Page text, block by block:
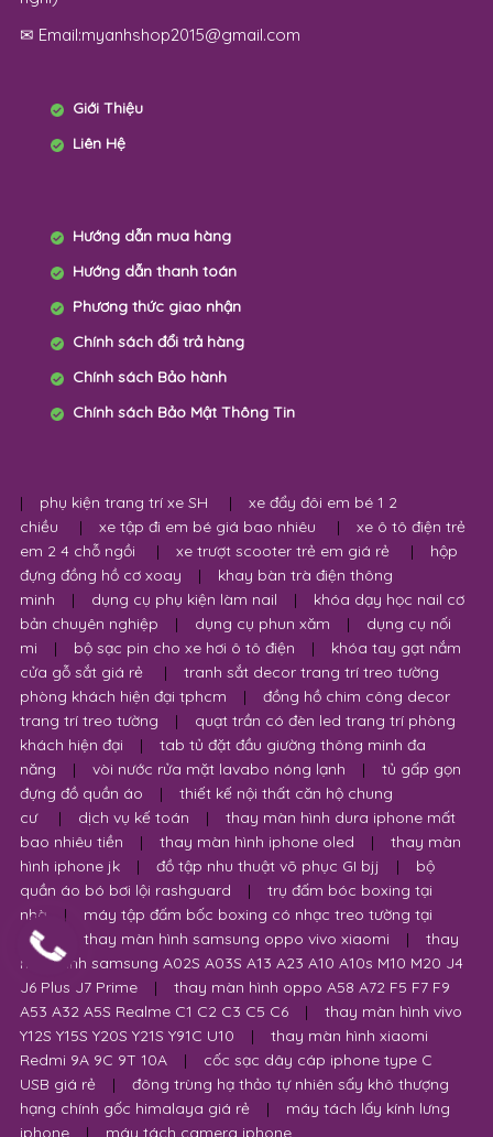
✉ Email:myanhshop2015@gmail.com
Giới Thiệu
Liên Hệ
Hướng dẫn mua hàng
Hướng dẫn thanh toán
Phương thức giao nhận
Chính sách đổi trả hàng
Chính sách Bảo hành
Chính sách Bảo Mật Thông Tin
| phụ kiện trang trí xe SH |
xe đẩy đôi em bé 1 2
chiều
| xe tập đi em bé giá bao nhiêu |
xe ô tô điện trẻ
em 2 4 chỗ ngồi
| xe trượt scooter trẻ em giá rẻ |
hộp
đựng đồng hồ cơ xoay
|
khay bàn trà điện thông
minh
| dụng cụ phụ kiện làm nail |
khóa dạy học nail cơ
bản chuyên nghiệp
| dụng cụ phun xăm |
dụng cụ nối
mi
| bộ sạc pin cho xe hơi ô tô điện |
khóa tay gạt nắm
cửa gỗ sắt giá rẻ
|
tranh sắt decor trang trí treo tường
phòng khách hiện đại tphcm
|
đồng hồ chim công decor
trang trí treo tường
|
quạt trần có đèn led trang trí phòng
khách hiện đại
|
tab tủ đặt đầu giường thông minh đa
năng
| vòi nước rửa mặt lavabo nóng lạnh |
tủ gấp gọn
đựng đồ quần áo
|
thiết kế nội thất căn hộ chung
cư
| dịch vụ kế toán |
thay màn hình dura iphone mất
bao nhiêu tiền
| thay màn hình iphone oled |
thay màn
hình iphone jk
| đồ tập nhu thuật võ phục GI bjj |
bộ
quần áo bó bơi lội rashguard
|
trụ đấm bóc boxing tại
nhà
|
máy tập đấm bốc boxing có nhạc treo tường tại
nhà
thay màn hình samsung oppo vivo xiaomi |
thay
màn hình samsung A02S A03S A13 A23 A10 A10s M10 M20 J4
J6 Plus J7 Prime
|
thay màn hình oppo A58 A72 F5 F7 F9
A53 A32 A5S Realme C1 C2 C3 C5 C6
|
thay màn hình vivo
Y12S Y15S Y20S Y21S Y91C U10
|
thay màn hình xiaomi
Redmi 9A 9C 9T 10A
|
cốc sạc dây cáp iphone type C
USB giá rẻ
|
đông trùng hạ thảo tự nhiên sấy khô thượng
hạng chính gốc himalaya giá rẻ
|
máy tách lấy kính lưng
iphone
| máy tách camera iphone